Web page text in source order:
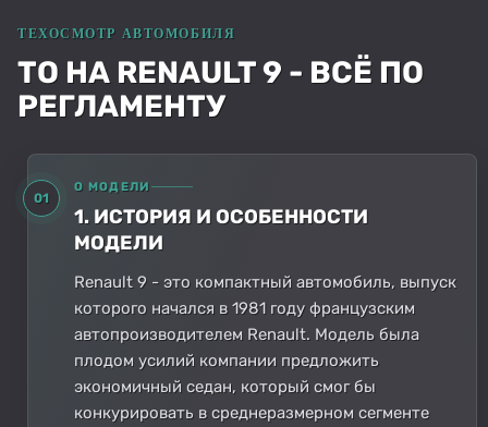
ТО НА RENAULT 9 - ВСЁ ПО
РЕГЛАМЕНТУ
01
О МОДЕЛИ
1. ИСТОРИЯ И ОСОБЕННОСТИ
МОДЕЛИ
Renault 9 - это компактный автомобиль, выпуск
которого начался в 1981 году французским
автопроизводителем Renault. Модель была
плодом усилий компании предложить
экономичный седан, который смог бы
конкурировать в среднеразмерном сегменте